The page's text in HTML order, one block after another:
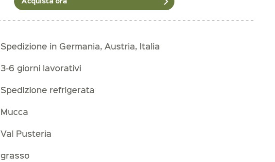
Spedizione in Germania, Austria, Italia
3-6 giorni lavorativi
Spedizione refrigerata
Mucca
Val Pusteria
grasso